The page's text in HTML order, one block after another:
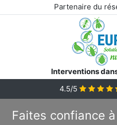
Partenaire du
Interventions
4.5/5
Faites confiance